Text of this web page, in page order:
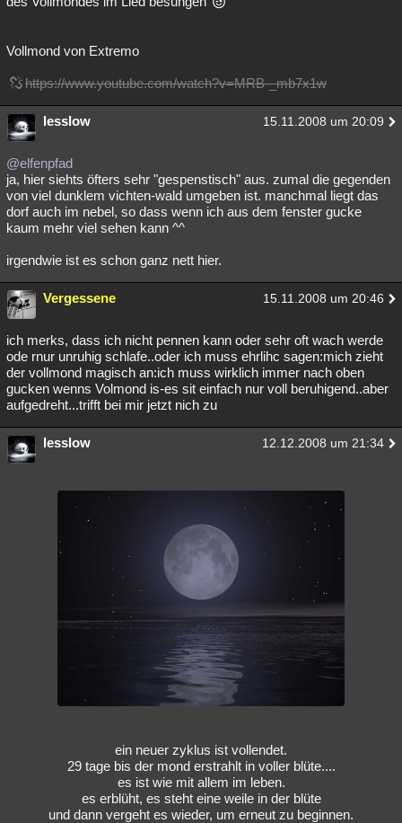
Vollmond von Extremo
https://www.youtube.com/watch?v=MRB-_mb7x1w
lesslow 15.11.2008 um 20:09
@elfenpfad
ja, hier siehts öfters sehr "gespenstisch" aus. zumal die gegenden
von viel dunklem vichten-wald umgeben ist. manchmal liegt das
dorf auch im nebel, so dass wenn ich aus dem fenster gucke
kaum mehr viel sehen kann ^^
irgendwie ist es schon ganz nett hier.
Vergessene 15.11.2008 um 20:46
ich merks, dass ich nicht pennen kann oder sehr oft wach werde
ode rnur unruhig schlafe..oder ich muss ehrlihc sagen:mich zieht
der vollmond magisch an:ich muss wirklich immer nach oben
gucken wenns Volmond is-es sit einfach nur voll beruhigend..aber
aufgedreht...trifft bei mir jetzt nich zu
lesslow 12.12.2008 um 21:34
ein neuer zyklus ist vollendet.
29 tage bis der mond erstrahlt in voller blüte....
es ist wie mit allem im leben.
es erblüht, es steht eine weile in der blüte
und dann vergeht es wieder, um erneut zu beginnen.